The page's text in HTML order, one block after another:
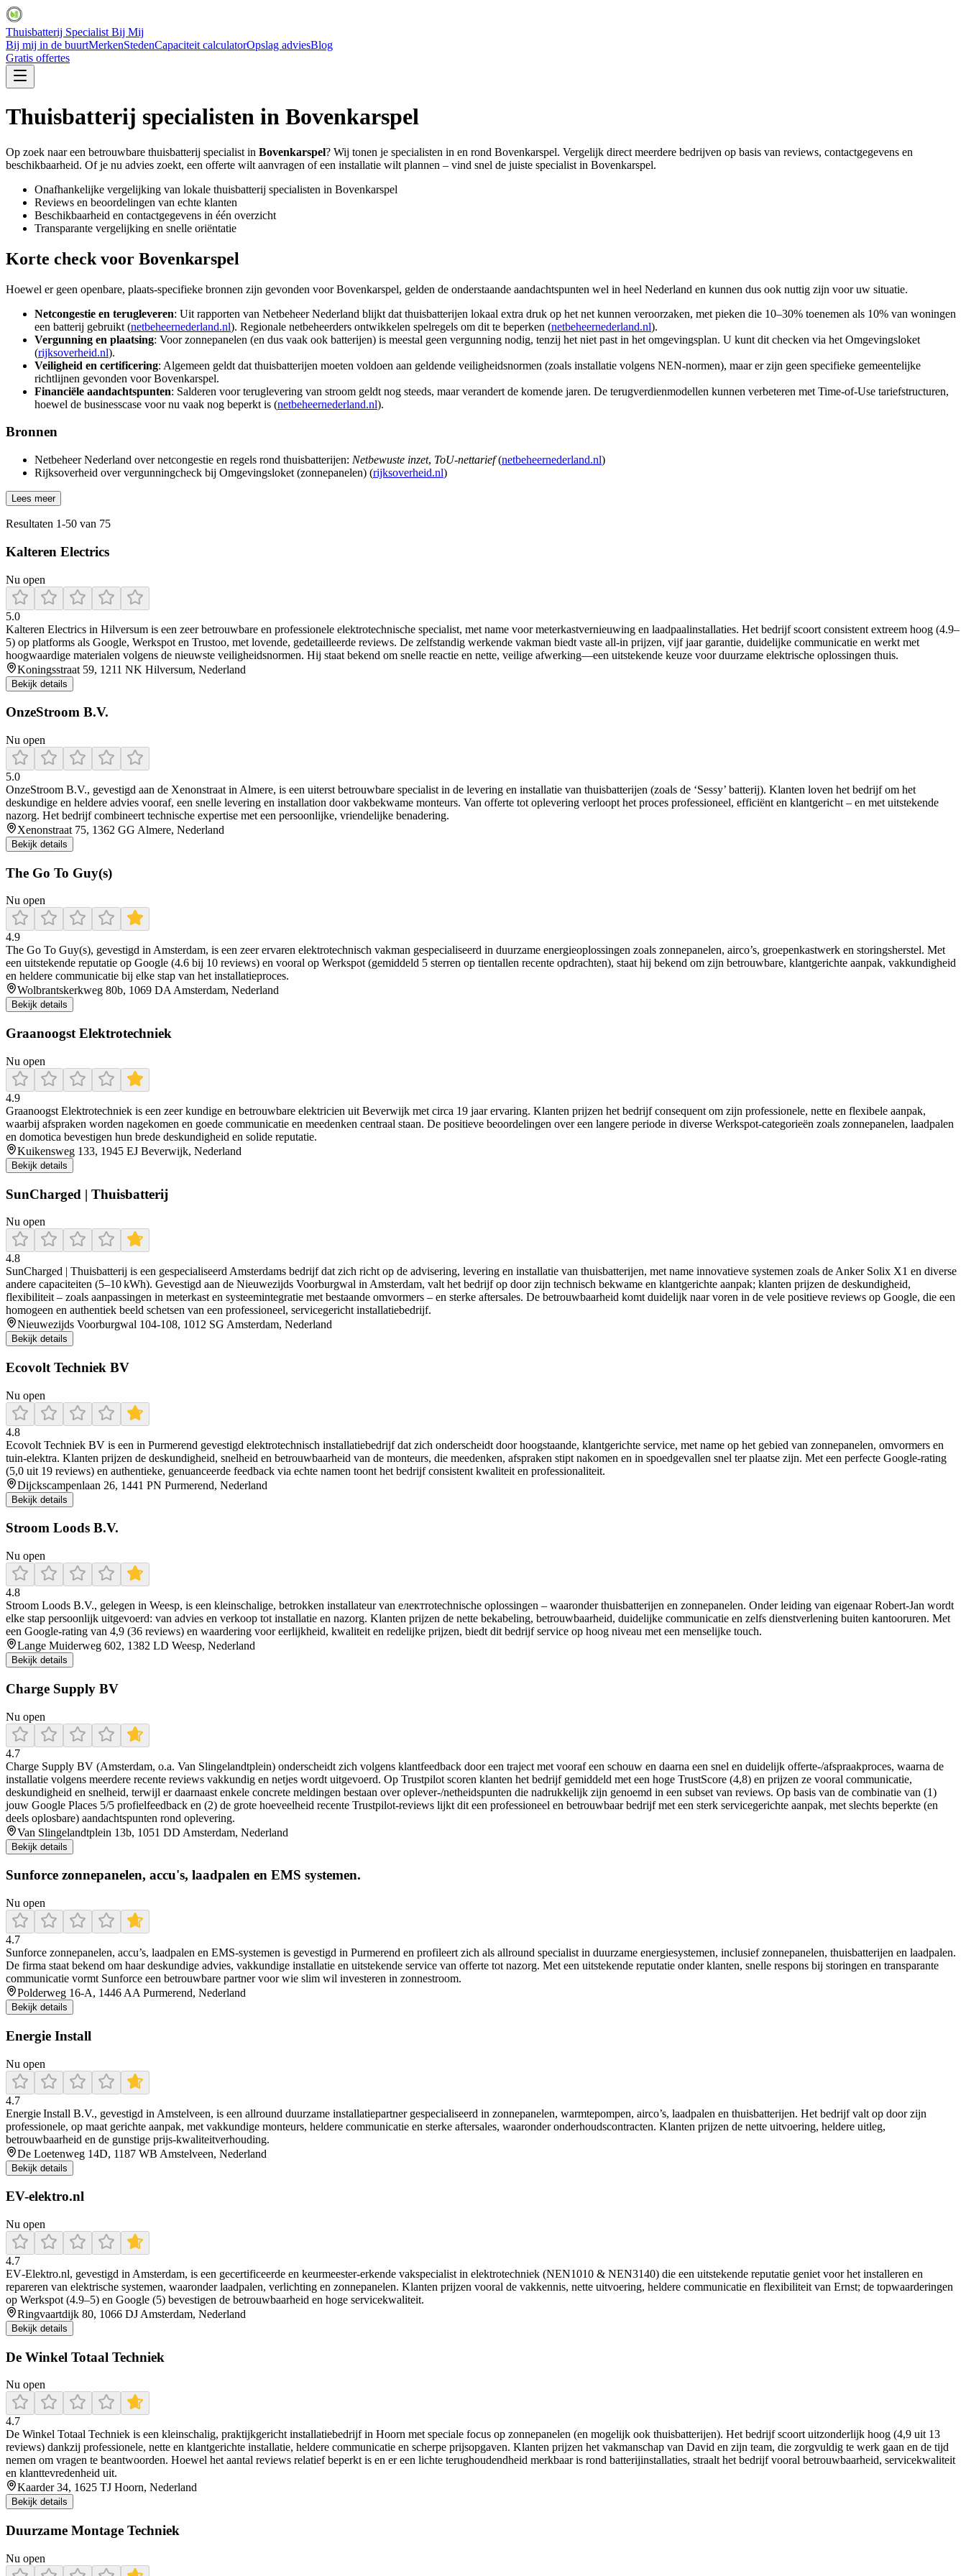
Thuisbatterij Specialist Bij Mij
Bij mij in de buurtMerkenStedenCapaciteit calculatorOpslag adviesBlog
Gratis offertes
Thuisbatterij specialisten in Bovenkarspel
Op zoek naar een betrouwbare thuisbatterij specialist in Bovenkarspel? Wij tonen je specialisten in en rond Bovenkarspel. Vergelijk direct meerdere bedrijven op basis van reviews, contactgegevens en
beschikbaarheid. Of je nu advies zoekt, een offerte wilt aanvragen of een installatie wilt plannen – vind snel de juiste specialist in Bovenkarspel.
Onafhankelijke vergelijking van lokale thuisbatterij specialisten in Bovenkarspel
Reviews en beoordelingen van echte klanten
Beschikbaarheid en contactgegevens in één overzicht
Transparante vergelijking en snelle oriëntatie
Korte check voor Bovenkarspel
Hoewel er geen openbare, plaats-specifieke bronnen zijn gevonden voor Bovenkarspel, gelden de onderstaande aandachtspunten wel in heel Nederland en kunnen dus ook nuttig zijn voor uw situatie.
Netcongestie en terugleveren: Uit rapporten van Netbeheer Nederland blijkt dat thuisbatterijen lokaal extra druk op het net kunnen veroorzaken, met pieken die 10–30% toenemen als 10% van woningen
een batterij gebruikt (netbeheernederland.nl). Regionale netbeheerders ontwikkelen spelregels om dit te beperken (netbeheernederland.nl).
Vergunning en plaatsing: Voor zonnepanelen (en dus vaak ook batterijen) is meestal geen vergunning nodig, tenzij het niet past in het omgevingsplan. U kunt dit checken via het Omgevingsloket
(rijksoverheid.nl).
Veiligheid en certificering: Algemeen geldt dat thuisbatterijen moeten voldoen aan geldende veiligheidsnormen (zoals installatie volgens NEN-normen), maar er zijn geen specifieke gemeentelijke
richtlijnen gevonden voor Bovenkarspel.
Financiële aandachtspunten: Salderen voor teruglevering van stroom geldt nog steeds, maar verandert de komende jaren. De terugverdienmodellen kunnen verbeteren met Time-of-Use tariefstructuren,
hoewel de businesscase voor nu vaak nog beperkt is (netbeheernederland.nl).
Bronnen
Netbeheer Nederland over netcongestie en regels rond thuisbatterijen: Netbewuste inzet, ToU-nettarief(netbeheernederland.nl)
Rijksoverheid over vergunningcheck bij Omgevingsloket (zonnepanelen) (rijksoverheid.nl)
Lees meer
Resultaten 1-50 van 75
Kalteren Electrics
Nu open
5.0
Kalteren Electrics in Hilversum is een zeer betrouwbare en professionele elektrotechnische specialist, met name voor meterkastvernieuwing en laadpaalinstallaties. Het bedrijf scoort consistent extreem hoog (4.9–
5) op platforms als Google, Werkspot en Trustoo, met lovende, gedetailleerde reviews. De zelfstandig werkende vakman biedt vaste all‑in prijzen, vijf jaar garantie, duidelijke communicatie en werkt met
hoogwaardige materialen volgens de nieuwste veiligheidsnormen. Hij staat bekend om snelle reactie en nette, veilige afwerking—een uitstekende keuze voor duurzame elektrische oplossingen thuis.
Koningsstraat 59, 1211 NK Hilversum, Nederland
Bekijk details
OnzeStroom B.V.
Nu open
5.0
OnzeStroom B.V., gevestigd aan de Xenonstraat in Almere, is een uiterst betrouwbare specialist in de levering en installatie van thuisbatterijen (zoals de ‘Sessy’ batterij). Klanten loven het bedrijf om het
deskundige en heldere advies vooraf, een snelle levering en installation door vakbekwame monteurs. Van offerte tot oplevering verloopt het proces professioneel, efficiënt en klantgericht – en met uitstekende
nazorg. Het bedrijf combineert technische expertise met een persoonlijke, vriendelijke benadering.
Xenonstraat 75, 1362 GG Almere, Nederland
Bekijk details
The Go To Guy(s)
Nu open
4.9
The Go To Guy(s), gevestigd in Amsterdam, is een zeer ervaren elektrotechnisch vakman gespecialiseerd in duurzame energieoplossingen zoals zonnepanelen, airco’s, groepenkastwerk en storingsherstel. Met
een uitstekende reputatie op Google (4.6 bij 10 reviews) en vooral op Werkspot (gemiddeld 5 sterren op tientallen recente opdrachten), staat hij bekend om zijn betrouwbare, klantgerichte aanpak, vakkundigheid
en heldere communicatie bij elke stap van het installatieproces.
Wolbrantskerkweg 80b, 1069 DA Amsterdam, Nederland
Bekijk details
Graanoogst Elektrotechniek
Nu open
4.9
Graanoogst Elektrotechniek is een zeer kundige en betrouwbare elektricien uit Beverwijk met circa 19 jaar ervaring. Klanten prijzen het bedrijf consequent om zijn professionele, nette en flexibele aanpak,
waarbij afspraken worden nagekomen en goede communicatie en meedenken centraal staan. De positieve beoordelingen over een langere periode in diverse Werkspot-categorieën zoals zonnepanelen, laadpalen
en domotica bevestigen hun brede deskundigheid en solide reputatie.
Kuikensweg 133, 1945 EJ Beverwijk, Nederland
Bekijk details
SunCharged | Thuisbatterij
Nu open
4.8
SunCharged | Thuisbatterij is een gespecialiseerd Amsterdams bedrijf dat zich richt op de advisering, levering en installatie van thuisbatterijen, met name innovatieve systemen zoals de Anker Solix X1 en diverse
andere capaciteiten (5–10 kWh). Gevestigd aan de Nieuwezijds Voorburgwal in Amsterdam, valt het bedrijf op door zijn technisch bekwame en klantgerichte aanpak; klanten prijzen de deskundigheid,
flexibiliteit – zoals aanpassingen in meterkast en systeemintegratie met bestaande omvormers – en sterke aftersales. De betrouwbaarheid komt duidelijk naar voren in de vele positieve reviews op Google, die een
homogeen en authentiek beeld schetsen van een professioneel, servicegericht installatiebedrijf.
Nieuwezijds Voorburgwal 104-108, 1012 SG Amsterdam, Nederland
Bekijk details
Ecovolt Techniek BV
Nu open
4.8
Ecovolt Techniek BV is een in Purmerend gevestigd elektrotechnisch installatiebedrijf dat zich onderscheidt door hoogstaande, klantgerichte service, met name op het gebied van zonnepanelen, omvormers en
tuin‑elektra. Klanten prijzen de deskundigheid, snelheid en betrouwbaarheid van de monteurs, die meedenken, afspraken stipt nakomen en in spoedgevallen snel ter plaatse zijn. Met een perfecte Google‑rating
(5,0 uit 19 reviews) en authentieke, genuanceerde feedback via echte namen toont het bedrijf consistent kwaliteit en professionaliteit.
Dijckscampenlaan 26, 1441 PN Purmerend, Nederland
Bekijk details
Stroom Loods B.V.
Nu open
4.8
Stroom Loods B.V., gelegen in Weesp, is een kleinschalige, betrokken installateur van електrotechnische oplossingen – waaronder thuisbatterijen en zonnepanelen. Onder leiding van eigenaar Robert‑Jan wordt
elke stap persoonlijk uitgevoerd: van advies en verkoop tot installatie en nazorg. Klanten prijzen de nette bekabeling, betrouwbaarheid, duidelijke communicatie en zelfs dienstverlening buiten kantooruren. Met
een Google-rating van 4,9 (36 reviews) en waardering voor eerlijkheid, kwaliteit en redelijke prijzen, biedt dit bedrijf service op hoog niveau met een menselijke touch.
Lange Muiderweg 602, 1382 LD Weesp, Nederland
Bekijk details
Charge Supply BV
Nu open
4.7
Charge Supply BV (Amsterdam, o.a. Van Slingelandtplein) onderscheidt zich volgens klantfeedback door een traject met vooraf een schouw en daarna een snel en duidelijk offerte-/afspraakproces, waarna de
installatie volgens meerdere recente reviews vakkundig en netjes wordt uitgevoerd. Op Trustpilot scoren klanten het bedrijf gemiddeld met een hoge TrustScore (4,8) en prijzen ze vooral communicatie,
deskundigheid en snelheid, terwijl er daarnaast enkele concrete meldingen bestaan over oplever-/netheidspunten die na­drukkelijk zijn genoemd in een subset van reviews. Op basis van de combinatie van (1)
jouw Google Places 5/5 profielfeedback en (2) de grote hoeveelheid recente Trustpilot-reviews lijkt dit een professioneel en betrouwbaar bedrijf met een sterk servicegerichte aanpak, met slechts beperkte (en
deels oplosbare) aandachtspunten rond oplevering.
Van Slingelandtplein 13b, 1051 DD Amsterdam, Nederland
Bekijk details
Sunforce zonnepanelen, accu's, laadpalen en EMS systemen.
Nu open
4.7
Sunforce zonnepanelen, accu’s, laadpalen en EMS-systemen is gevestigd in Purmerend en profileert zich als allround specialist in duurzame energiesystemen, inclusief zonnepanelen, thuisbatterijen en laadpalen.
De firma staat bekend om haar deskundige advies, vakkundige installatie en uitstekende service van offerte tot nazorg. Met een uitstekende reputatie onder klanten, snelle respons bij storingen en transparante
communicatie vormt Sunforce een betrouwbare partner voor wie slim wil investeren in zonnestroom.
Polderweg 16-A, 1446 AA Purmerend, Nederland
Bekijk details
Energie Install
Nu open
4.7
Energie Install B.V., gevestigd in Amstelveen, is een allround duurzame installatiepartner gespecialiseerd in zonnepanelen, warmtepompen, airco’s, laadpalen en thuisbatterijen. Het bedrijf valt op door zijn
professionele, op maat gerichte aanpak, met vakkundige monteurs, heldere communicatie en sterke aftersales, waaronder onderhoudscontracten. Klanten prijzen de nette uitvoering, heldere uitleg,
betrouwbaarheid en de gunstige prijs-kwaliteitverhouding.
De Loetenweg 14D, 1187 WB Amstelveen, Nederland
Bekijk details
EV-elektro.nl
Nu open
4.7
EV‑Elektro.nl, gevestigd in Amsterdam, is een gecertificeerde en keurmeester‑erkende vakspecialist in elektrotechniek (NEN1010 & NEN3140) die een uitstekende reputatie geniet voor het installeren en
repareren van elektrische systemen, waaronder laadpalen, verlichting en zonnepanelen. Klanten prijzen vooral de vakkennis, nette uitvoering, heldere communicatie en flexibiliteit van Ernst; de topwaarderingen
op Werkspot (4.9–5) en Google (5) bevestigen de betrouwbaarheid en hoge servicekwaliteit.
Ringvaartdijk 80, 1066 DJ Amsterdam, Nederland
Bekijk details
De Winkel Totaal Techniek
Nu open
4.7
De Winkel Totaal Techniek is een kleinschalig, praktijkgericht installatiebedrijf in Hoorn met speciale focus op zonnepanelen (en mogelijk ook thuisbatterijen). Het bedrijf scoort uitzonderlijk hoog (4,9 uit 13
reviews) dankzij professionele, nette en klantgerichte installatie, heldere communicatie en scherpe prijsopgaven. Klanten prijzen het vakmanschap van David en zijn team, die zorgvuldig te werk gaan en de tijd
nemen om vragen te beantwoorden. Hoewel het aantal reviews relatief beperkt is en er een lichte terughoudendheid merkbaar is rond batterijinstallaties, straalt het bedrijf vooral betrouwbaarheid, servicekwaliteit
en klanttevredenheid uit.
Kaarder 34, 1625 TJ Hoorn, Nederland
Bekijk details
Duurzame Montage Techniek
Nu open